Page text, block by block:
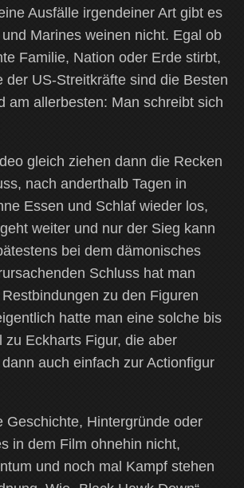
Ausfälle irgendeiner Art gibt es
Marines weinen nicht. Egal ob
Familie, Nation oder Erde stirbt,
der US-Streitkräfte sind die Besten
am allerbesten: Man schreibt sich
gleich ziehen dann die Recken
nach anderthalb Tagen in
Essen und Schlaf wieder los,
weiter und nur der Sieg kann
bei dem dämonisches
Schluss hat man
zu den Figuren
hatte man eine solche bis
zu Eckharts Figur, die aber
auch einfach zur Actionfigur
Geschichte, Hintergründe oder
in dem Film ohnehin nicht,
und noch mal Kampf stehen